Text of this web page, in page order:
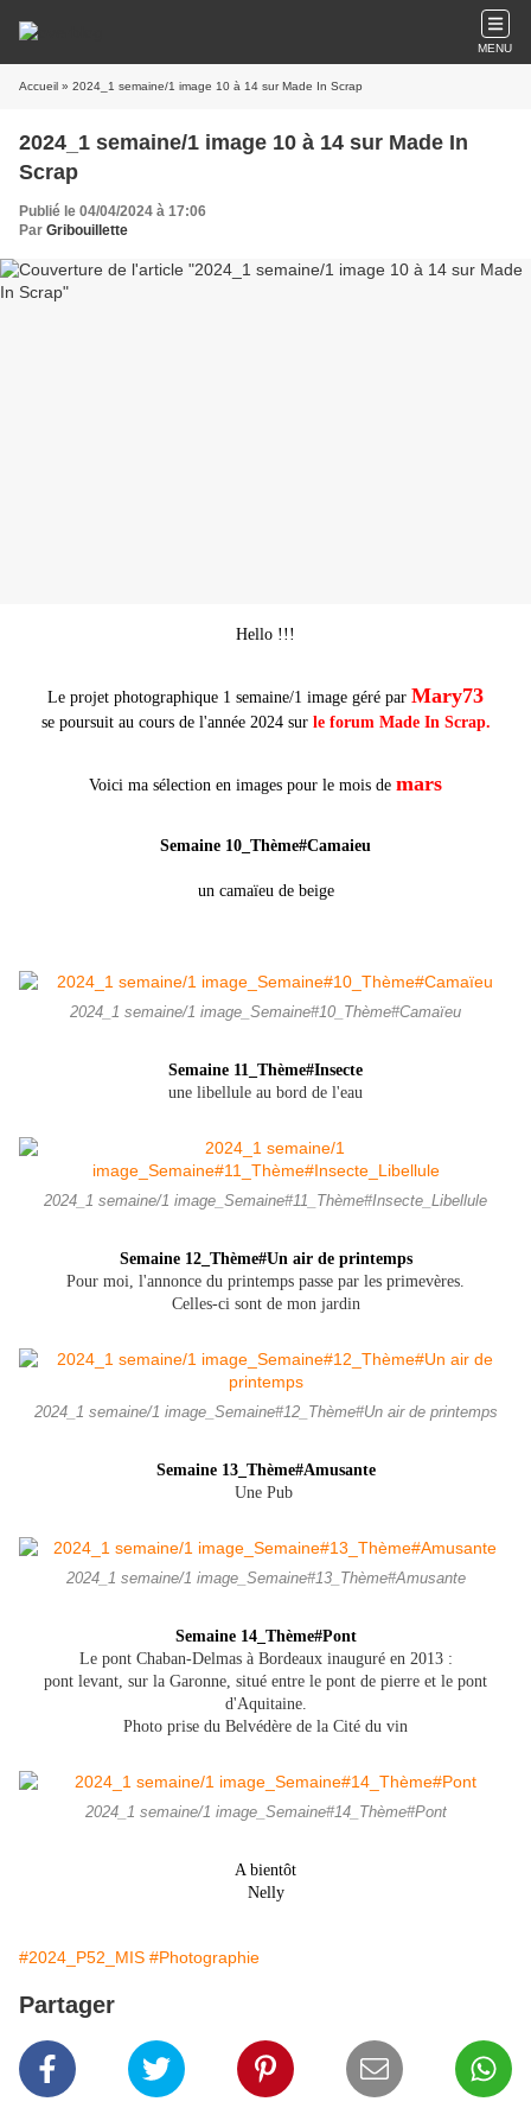
MENU
Accueil » 2024_1 semaine/1 image 10 à 14 sur Made In Scrap
2024_1 semaine/1 image 10 à 14 sur Made In
Scrap
Publié le 04/04/2024 à 17:06
Par Gribouillette
Hello !!!
Le projet photographique 1 semaine/1 image géré par Mary73
se poursuit au cours de l'année 2024 sur le forum Made In Scrap.
Voici ma sélection en images pour le mois de mars
Semaine 10_Thème#Camaieu
un camaïeu de beige
2024_1 semaine/1 image_Semaine#10_Thème#Camaïeu
Semaine 11_Thème#Insecte
une libellule au bord de l'eau
2024_1 semaine/1 image_Semaine#11_Thème#Insecte_Libellule
Semaine 12_Thème#Un air de printemps
Pour moi, l'annonce du printemps passe par les primevères.
Celles-ci sont de mon jardin
2024_1 semaine/1 image_Semaine#12_Thème#Un air de printemps
Semaine 13_Thème#Amusante
Une Pub
2024_1 semaine/1 image_Semaine#13_Thème#Amusante
Semaine 14_Thème#Pont
Le pont Chaban-Delmas à Bordeaux inauguré en 2013 :
pont levant, sur la Garonne, situé entre le pont de pierre et le pont
d'Aquitaine.
Photo prise du Belvédère de la Cité du vin
2024_1 semaine/1 image_Semaine#14_Thème#Pont
A bientôt
Nelly
#2024_P52_MIS #Photographie
Partager